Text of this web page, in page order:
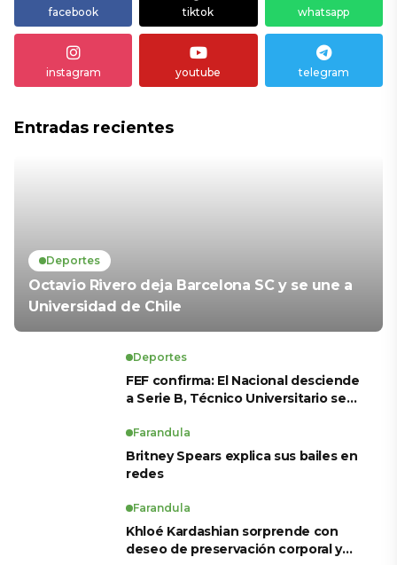
facebook tiktok whatsapp
instagram youtube telegram
Entradas recientes
Deportes
Octavio Rivero deja Barcelona SC y se une a
Universidad de Chile
Deportes
FEF confirma: El Nacional desciende
a Serie B, Técnico Universitario se
para LigaPro 2026
Farandula
Britney Spears explica sus bailes en
redes
Farandula
Khloé Kardashian sorprende con
deseo de preservación corporal y